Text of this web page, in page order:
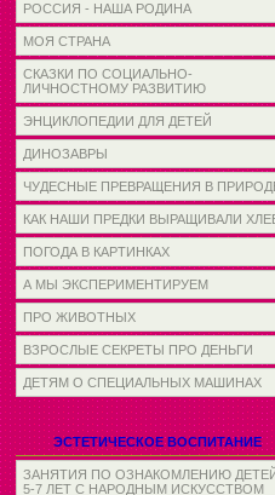
РОССИЯ - НАША РОДИНА
МОЯ СТРАНА
СКАЗКИ ПО СОЦИАЛЬНО-
ЛИЧНОСТНОМУ РАЗВИТИЮ
ЭНЦИКЛОПЕДИИ ДЛЯ ДЕТЕЙ
ДИНОЗАВРЫ
ЧУДЕСНЫЕ ПРЕВРАЩЕНИЯ В
КАК НАШИ ПРЕДКИ ВЫРАЩИВАЛИ
ПОГОДА В КАРТИНКАХ
А МЫ ЭКСПЕРИМЕНТИРУЕМ
ПРО ЖИВОТНЫХ
ВЗРОСЛЫЕ СЕКРЕТЫ ПРО ДЕНЬГИ
ДЕТЯМ О СПЕЦИАЛЬНЫХ МАШИНАХ
ЭСТЕТИЧЕСКОЕ ВОСПИТАНИЕ
ЗАНЯТИЯ ПО ОЗНАКОМЛЕНИЮ
5-7 ЛЕТ С НАРОДНЫМ ИСКУССТВОМ